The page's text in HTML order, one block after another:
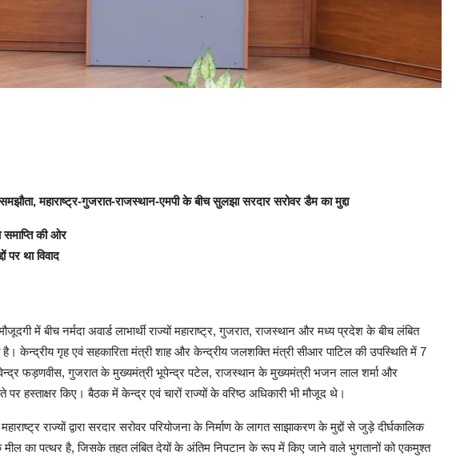
महाराष्ट्र-गुजरात-राजस्थान-एमपी के बीच सुलझा सरदार सरोवर डैम का मुद्दा
समाप्ति की ओर
पर था विवाद
में बीच नर्मदा अवार्ड लाभार्थी राज्यों महाराष्ट्र, गुजरात, राजस्थान और मध्य प्रदेश के बीच लंबित
है। केन्द्रीय गृह एवं सहकारिता मंत्री शाह और केन्द्रीय जलशक्ति मंत्री सीआर पाटिल की उपस्थिति में 7
फड़णवीस, गुजरात के मुख्यमंत्री भूपेन्द्र पटेल, राजस्थान के मुख्यमंत्री भजन लाल शर्मा और
हस्ताक्षर किए। बैठक में केन्द्र एवं चारों राज्यों के वरिष्ठ अधिकारी भी मौजूद थे।
राज्यों द्वारा सरदार सरोवर परियोजना के निर्माण के लागत साझाकरण के मुद्दों से जुड़े दीर्घकालिक
मील का पत्थर है, जिसके तहत लंबित देयों के अंतिम निपटान के रूप में किए जाने वाले भुगतानों को एकमुश्त